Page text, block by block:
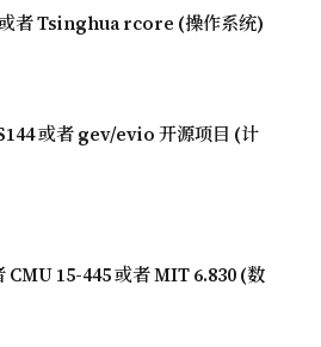
者 Tsinghua rcore (操作系统)
或者 gev/evio 开源项目 (计
15-445 或者 MIT 6.830 (数